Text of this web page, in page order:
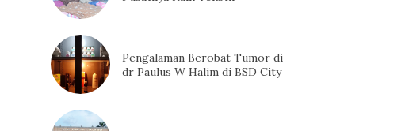
Pengalaman Berobat Tumor di
dr Paulus W Halim di BSD City